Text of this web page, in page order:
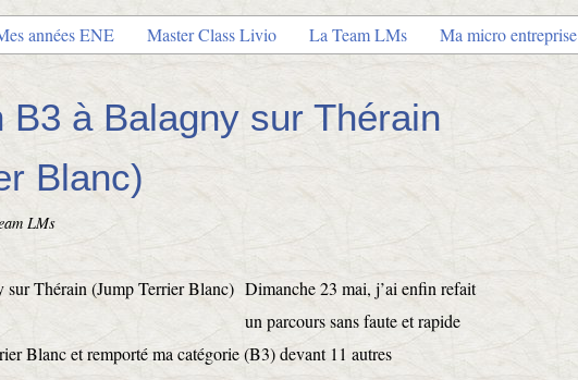
années ENE Master Class Livio La Team LMs Ma micro entreprise
B3 à Balagny sur Thérain
Blanc)
LMs
Dimanche 23 mai, j’ai enfin refait
un parcours sans faute et rapide
Blanc et remporté ma catégorie (B3) devant 11 autres